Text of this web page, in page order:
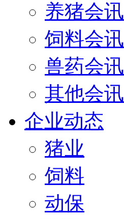
养猪会讯
饲料会讯
兽药会讯
其他会讯
企业动态
猪业
饲料
动保